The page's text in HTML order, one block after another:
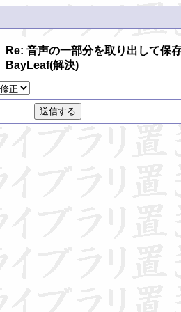
Re: 音声の一部分を取り出して保
BayLeaf(解決)